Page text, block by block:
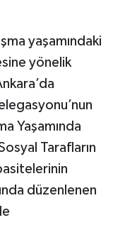
yaşamındaki
yönelik
Yaşamında
Tarafların
düzenlenen